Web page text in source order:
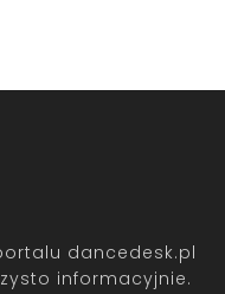
dancedesk.pl
informacyjnie.